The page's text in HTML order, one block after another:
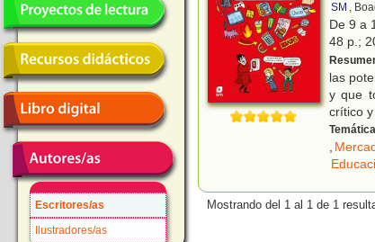
Escritores/as
Ilustradores/as
SM ,
De 9 a
48 p.;
las
y que
crítico
,
Mostrando del 1 al 1 de 1